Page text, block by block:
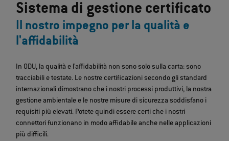
Sistema di gestione certificato
Il nostro impegno per la qualità e
l'affidabilità
In ODU, la qualità e l'affidabilità non sono solo sulla carta: sono
tracciabili e testate. Le nostre certificazioni secondo gli standard
internazionali dimostrano che i nostri processi produttivi, la nostra
gestione ambientale e le nostre misure di sicurezza soddisfano i
requisiti più elevati. Potete quindi essere certi che i nostri
connettori funzionano in modo affidabile anche nelle applicazioni
più difficili.